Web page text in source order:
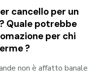
cancello per un
? Quale potrebbe
per chi
?
non è affatto banale